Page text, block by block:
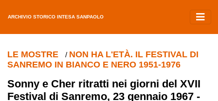
ARCHIVIO STORICO INTESA SANPAOLO
LE MOSTRE / NON HA L'ETÀ. IL FESTIVAL DI
SANREMO IN BIANCO E NERO 1951-1976
Sonny e Cher ritratti nei giorni del XVII
Festival di Sanremo, 23 gennaio 1967 -